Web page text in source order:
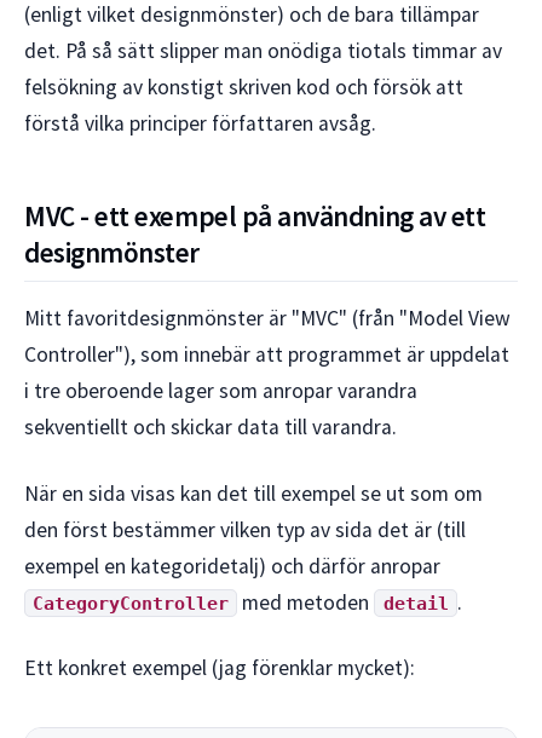
(enligt vilket designmönster) och de bara tillämpar
det. På så sätt slipper man onödiga tiotals timmar av
felsökning av konstigt skriven kod och försök att
förstå vilka principer författaren avsåg.
MVC - ett exempel på användning av ett
designmönster
Mitt favoritdesignmönster är "MVC" (från "Model View
Controller"), som innebär att programmet är uppdelat
i tre oberoende lager som anropar varandra
sekventiellt och skickar data till varandra.
När en sida visas kan det till exempel se ut som om
den först bestämmer vilken typ av sida det är (till
exempel en kategoridetalj) och därför anropar
CategoryController med metoden detail .
Ett konkret exempel (jag förenklar mycket):